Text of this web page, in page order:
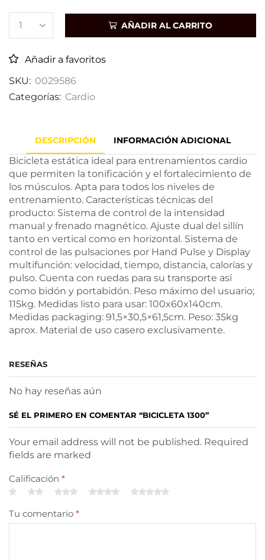
AÑADIR AL CARRITO
Añadir a favoritos
SKU: 0029586
Categorías: Cardio
DESCRIPCIÓN INFORMACIÓN ADICIONAL
Bicicleta estática ideal para entrenamientos cardio
que permiten la tonificación y el fortalecimiento de
los músculos. Apta para todos los niveles de
entrenamiento. Características técnicas del
producto: Sistema de control de la intensidad
manual y frenado magnético. Ajuste dual del sillín
tanto en vertical como en horizontal. Sistema de
control de las pulsaciones por Hand Pulse y Display
multifunción: velocidad, tiempo, distancia, calorías y
pulso. Cuenta con ruedas para su transporte así
como bidón y portabidón. Peso máximo del usuario;
115kg. Medidas listo para usar: 100x60x140cm.
Medidas packaging: 91,5×30,5×61,5cm. Peso: 35kg
aprox. Material de uso casero exclusivamente.
RESEÑAS
No hay reseñas aún
SÉ EL PRIMERO EN COMENTAR “BICICLETA 1300”
Your email address will not be published. Required
fields are marked
Calificación *
Tu comentario *